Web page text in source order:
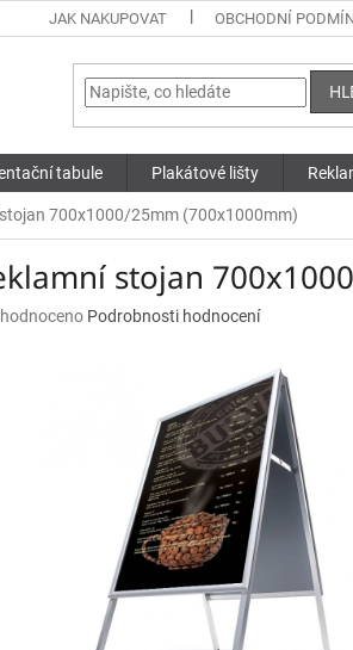
JAK NAKUPOVAT OBCHODNÍ
tabule Plakátové lišty
700x1000/25mm (700x1000mm)
stojan
Podrobnosti hodnocení